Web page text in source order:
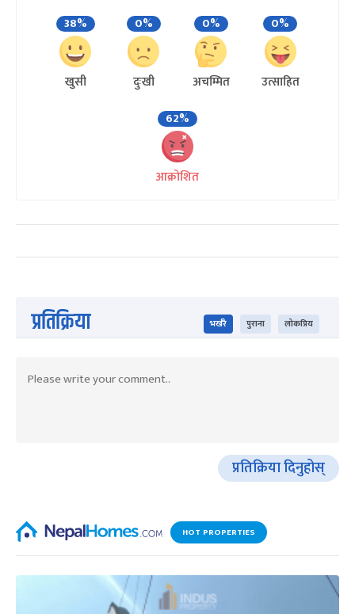
38%
खुसी
0%
दुःखी
0%
अचम्मित
0%
उत्साहित
62%
आक्रोशित
प्रतिक्रिया भर्खरै पुराना लोकप्रिय
प्रतिक्रिया दिनुहोस्
HOT PROPERTIES